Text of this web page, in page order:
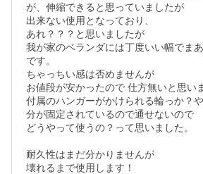
が、伸縮できると思っていましたが
出来ない使用となっており、
あれ？？？と思いましたが
我が家のベランダには丁度いい幅でま
です。
ちゃっちい感は否めませんが
お値段が安かったので 仕方無いと思い
付属のハンガーがかけられる輪っか？
分が固定されているので通せないので
どうやって使うの？って思いました。
耐久性はまだ分かりませんが
壊れるまで使用します！